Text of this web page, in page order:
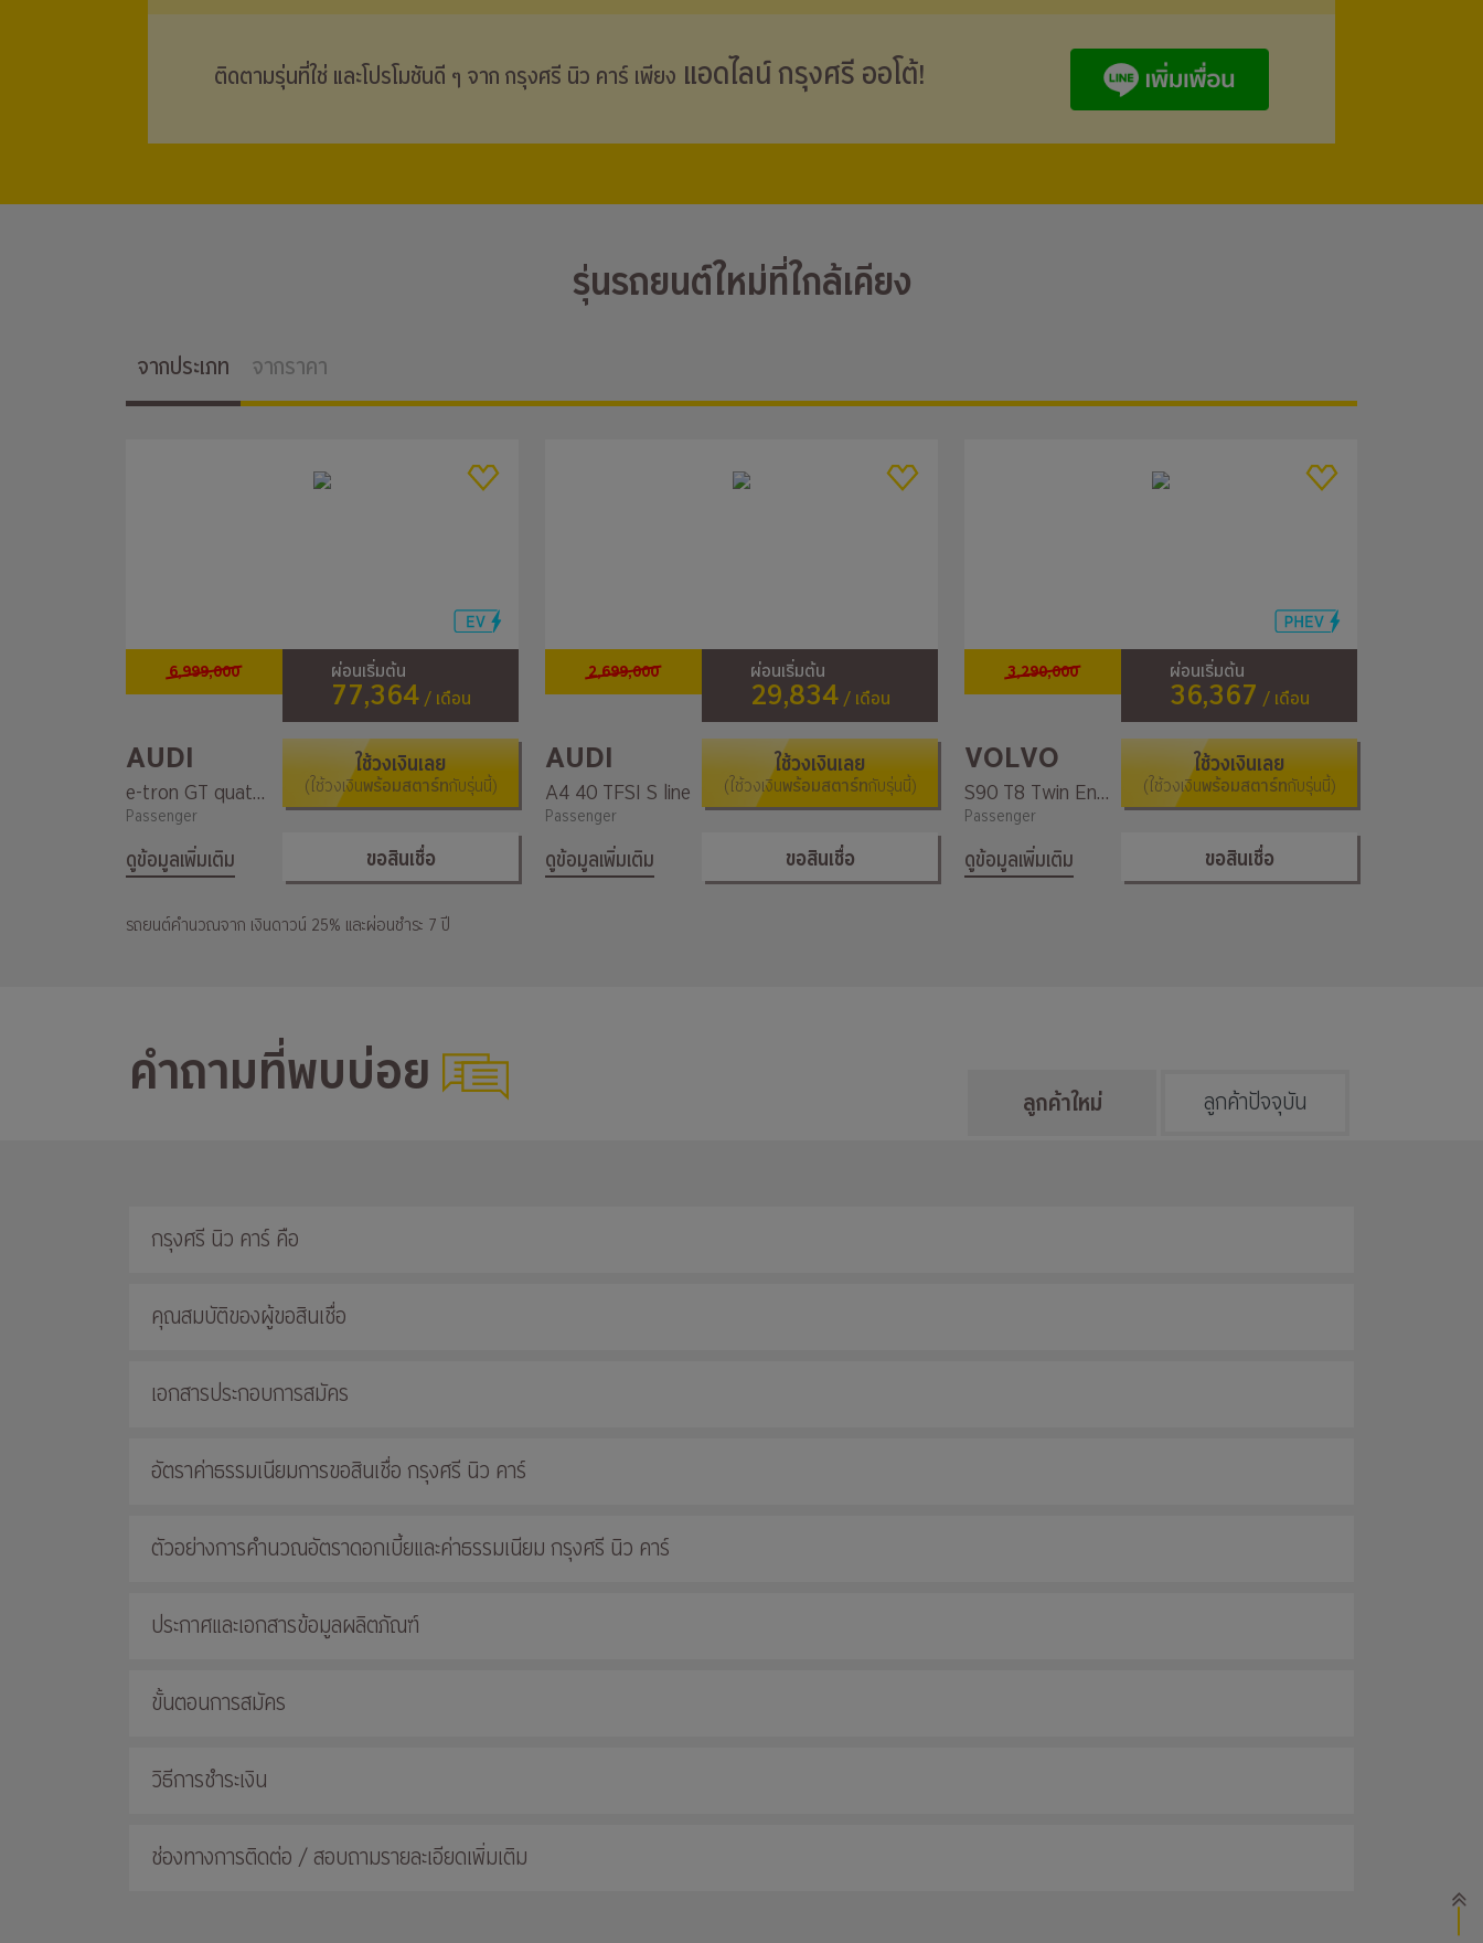
ติดตามรุ่นที่ใช่ และโปรโมชันดี ๆ จาก กรุงศรี นิว คาร์ เพียง แอดไลน์ กรุงศรี ออโต้!
รุ่นรถยนต์ใหม่ที่ใกล้เคียง
จากประเภท จากราคา
6,999,000 ผ่อนเริ่มต้น
77,364/ เดือน
AUDI
e-tron GT quattro Performance
Passenger
ดูข้อมูลเพิ่มเติม
ใช้วงเงินเลย
(ใช้วงเงินพร้อมสตาร์ทกับรุ่นนี้)
ขอสินเชื่อ
2,699,000 ผ่อนเริ่มต้น
29,834/ เดือน
AUDI
A4 40 TFSI S line
Passenger
ดูข้อมูลเพิ่มเติม
ใช้วงเงินเลย
(ใช้วงเงินพร้อมสตาร์ทกับรุ่นนี้)
ขอสินเชื่อ
3,290,000 ผ่อนเริ่มต้น
36,367 / เดือน
VOLVO
S90 T8 Twin Engine AWD Momentum
Passenger
ดูข้อมูลเพิ่มเติม
ใช้วงเงินเลย
(ใช้วงเงินพร้อมสตาร์ทกับรุ่นนี้)
ขอสินเชื่อ
รถยนต์คำนวณจาก เงินดาวน์ 25% และผ่อนชำระ 7 ปี
คำถามที่พบบ่อย ลูกค้าใหม่ ลูกค้าปัจจุบัน
กรุงศรี นิว คาร์ คือ
คุณสมบัติของผู้ขอสินเชื่อ
เอกสารประกอบการสมัคร
อัตราค่าธรรมเนียมการขอสินเชื่อ กรุงศรี นิว คาร์
ตัวอย่างการคำนวณอัตราดอกเบี้ยและค่าธรรมเนียม กรุงศรี นิว คาร์
ประกาศและเอกสารข้อมูลผลิตภัณฑ์
ขั้นตอนการสมัคร
วิธีการชำระเงิน
ช่องทางการติดต่อ / สอบถามรายละเอียดเพิ่มเติม